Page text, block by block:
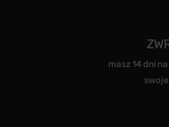
masz 14 dni